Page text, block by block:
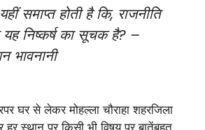
समाप्त होती है कि, राजनीति
यह निष्कर्ष का सूचक है? –
भावनानी
घर से लेकर मोहल्ला चौराहा शहरजिला